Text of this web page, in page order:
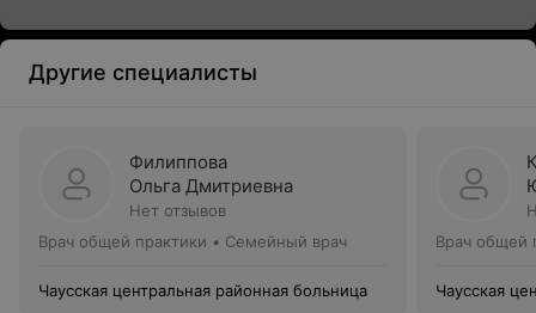
Другие специалисты
Филиппова
Ольга Дмитриевна
Нет отзывов
Врач общей практики • Семейный врач
Чаусская центральная районная больница
Врач общей
Чаусская